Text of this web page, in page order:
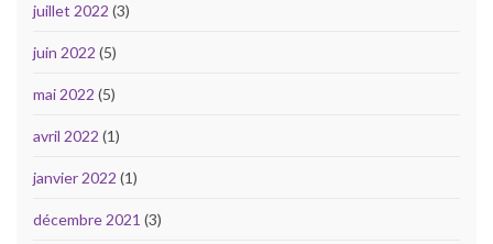
juillet 2022 (3)
juin 2022 (5)
mai 2022 (5)
avril 2022 (1)
janvier 2022 (1)
décembre 2021 (3)